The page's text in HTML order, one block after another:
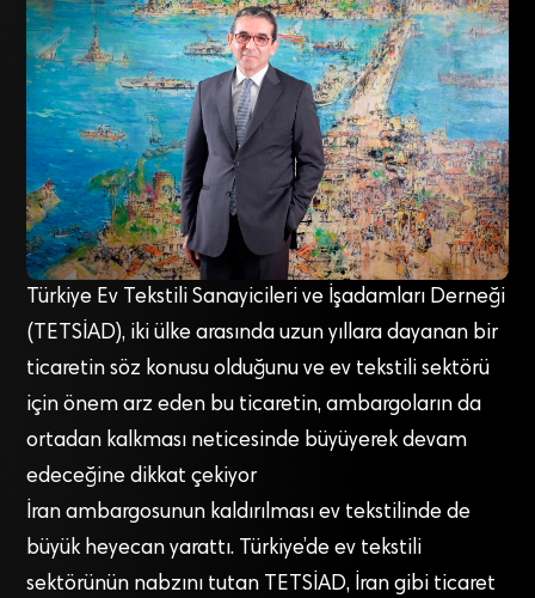
Türkiye Ev Tekstili Sanayicileri ve İşadamları Derneği
(TETSİAD), iki ülke arasında uzun yıllara dayanan bir
ticaretin söz konusu olduğunu ve ev tekstili sektörü
için önem arz eden bu ticaretin, ambargoların da
ortadan kalkması neticesinde büyüyerek devam
edeceğine dikkat çekiyor
İran ambargosunun kaldırılması ev tekstilinde de
büyük heyecan yarattı. Türkiye’de ev tekstili
sektörünün nabzını tutan TETSİAD, İran gibi ticaret